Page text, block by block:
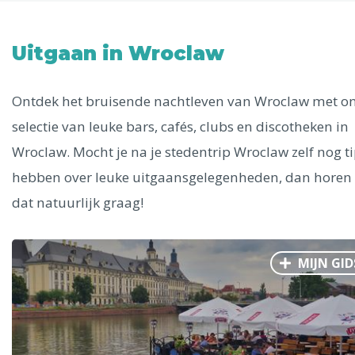
Phoenix
Dresden
Uitgaan in Wroclaw
Ontdek het bruisende nachtleven van Wroclaw met
selectie van leuke bars, cafés, clubs en discotheken in
Wroclaw. Mocht je na je stedentrip Wroclaw zelf nog
hebben over leuke uitgaansgelegenheden, dan horen
dat natuurlijk graag!
MIJN